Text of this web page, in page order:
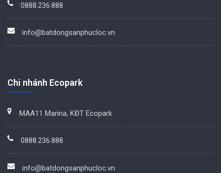
0888.236.888
info@batdongsanphucloc.vn
Chi nhánh Ecopark
MAA11 Marina, KĐT Ecopark
0888.236.888
info@batdongsanphucloc.vn